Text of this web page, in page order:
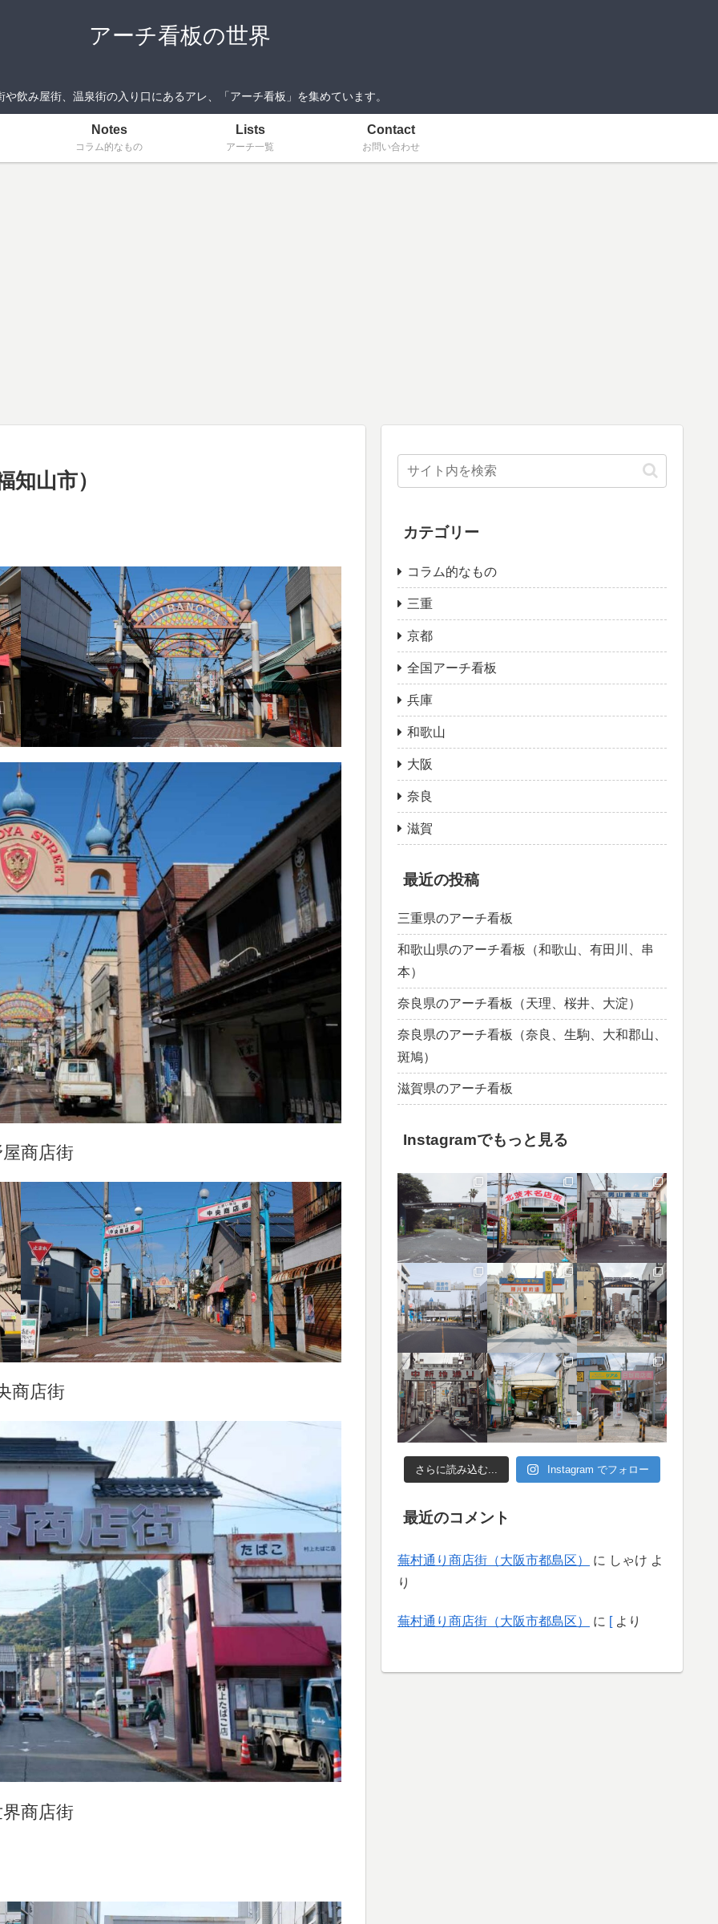
アーチ看板の世界
や飲み屋街、温泉街の入り口にあるアレ、「アーチ看板」を集めています。
Notes
コラム的なもの
Lists
アーチ一覧
Contact
お問い合わせ
山市）
商店街
商店街
商店街
カテゴリー
コラム的なもの
三重
京都
全国アーチ看板
兵庫
和歌山
大阪
奈良
滋賀
最近の投稿
三重県のアーチ看板
和歌山県のアーチ看板（和歌山、有田川、串
本）
奈良県のアーチ看板（天理、桜井、大淀）
奈良県のアーチ看板（奈良、生駒、大和郡山、
斑鳩）
滋賀県のアーチ看板
Instagramでもっと見る
さらに読み込む... Instagram でフォロー
最近のコメント
蕪村通り商店街（大阪市都島区） に しゃけ よ
り
蕪村通り商店街（大阪市都島区） に [より